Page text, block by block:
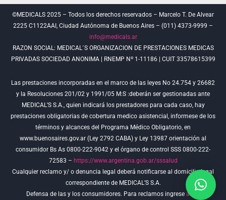
©MEDICALS 2025 – Todos los derechos reservados – Marcelo T. De Alvear
2225 C1122AAI, Ciudad Autónoma de Buenos Aires – (011) 4373-9999 –
info@medicals.ar
RAZON SOCIAL: MEDICAL´S ORGANIZACION DE PRESTACIONES MEDICAS
PRIVADAS SOCIEDAD ANONIMA | RNEMP Nº 1-11186 | CUIT 33578615399
Las prestaciones incorporadas en el marco de las leyes No 24.754 y 26682
y la Resoluciones 201/02 y 1991/05 M:S :deberán ser gestionadas ante
MEDICAL’S S.A., quien indicará los prestadores para cada caso, hay
prestaciones obligatorias de cobertura medico asistencial, informese de los
términos y alcances del Programa Médico Obligatorio, en
www.buenosaires.gov.ar (Ley 2792 CABA) y Ley 13987 orientación al
consumidor Bs As 0800-222-9042 y el órgano de control SSS 0800-222-
72583 – https://www.argentina.gob.ar/sssalud
Cualquier reclamo y/ o denuncia legal deberá notificarse al domicilio legal
correspondiente de MEDICAL’S S.A.
Defensa de las y los consumidores. Para reclamos ingrese aquí